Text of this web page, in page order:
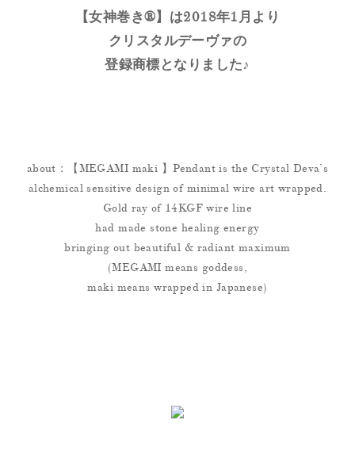
【女神巻き®】は2018年1月より
クリスタルデーヴァの
登録商標となりました♪
about：【MEGAMI maki 】Pendant is the Crystal Deva’s
alchemical sensitive design of minimal wire art wrapped.
Gold ray of 14KGF wire line
had made stone healing energy
bringing out beautiful & radiant maximum
(MEGAMI means goddess,
maki means wrapped in Japanese)